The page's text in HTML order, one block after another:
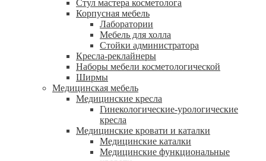
Стул мастера косметолога
Корпусная мебель
Лаборатории
Мебель для холла
Стойки администратора
Кресла-реклайнеры
Наборы мебели косметологической
Ширмы
Медицинская мебель
Медицинские кресла
Гинекологические-урологические
кресла
Медицинские кровати и каталки
Медицинские каталки
Медицинские функциональные